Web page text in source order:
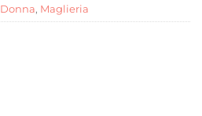
Donna, Maglieria